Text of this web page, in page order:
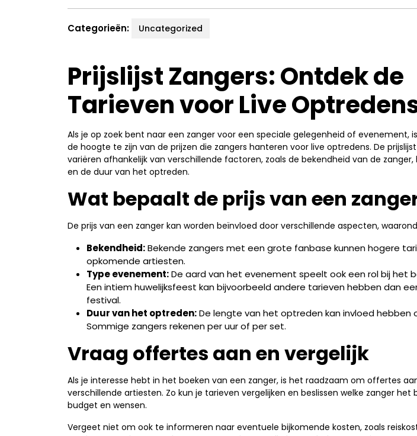
Categorieën: Uncategorized
Prijslijst Zangers: Ontdek de
Tarieven voor Live
Als je op zoek bent naar een zanger voor een speciale gelegenheid of evenement,
de hoogte te zijn van de prijzen die zangers hanteren voor live optredens. De
variëren afhankelijk van verschillende factoren, zoals de bekendheid van de
en de duur van het optreden.
Wat bepaalt de prijs van een
De prijs van een zanger kan worden beïnvloed door verschillende aspecten,
Bekendheid:Bekende zangers met een grote fanbase kunnen hogere
opkomende artiesten.
Type evenement:De aard van het evenement speelt ook een rol bij het
Een intiem huwelijksfeest kan bijvoorbeeld andere tarieven hebben dan
festival.
Duur van het optreden:De lengte van het optreden kan invloed hebben
Sommige zangers rekenen per uur of per set.
Vraag offertes aan en vergelijk
Als je interesse hebt in het boeken van een zanger, is het raadzaam om offertes
verschillende artiesten. Zo kun je tarieven vergelijken en beslissen welke zanger het
budget en wensen.
Vergeet niet om ook te informeren naar eventuele bijkomende kosten, zoals